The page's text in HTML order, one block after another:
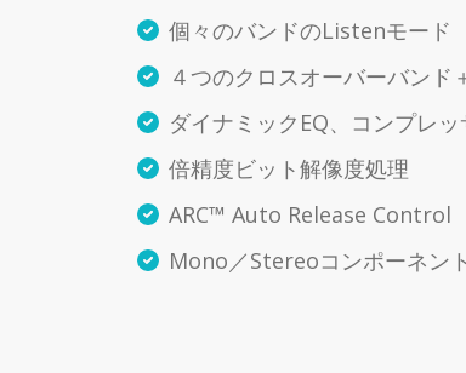
個々のバンドのListenモード
４つのクロスオーバーバンド
ダイナミックEQ、コンプレ
倍精度ビット解像度処理
ARC™ Auto Release Control
Mono／Stereoコンポーネント